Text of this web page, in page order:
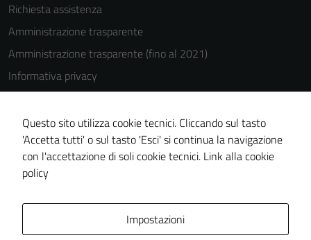
Richiesta assistenza
Amministrazione trasparente
Amministrazione trasparente (fino al 2021)
Informativa privacy
Cookie Policy
Note legali
Dichiarazione di accessibilità
Piano di miglioramento del sito
Questo sito utilizza cookie tecnici. Cliccando sul tasto
'Accetta tutti' o sul tasto 'Esci' si continua la navigazione
con l'accettazione di soli cookie tecnici. Link alla cookie
policy
Impostazioni